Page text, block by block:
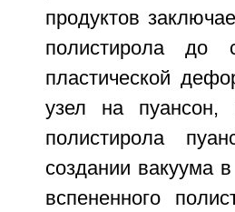
продуктов
полистирола до
пластической
узел на пуансон,
полистирола
создании вакуума
вспененного